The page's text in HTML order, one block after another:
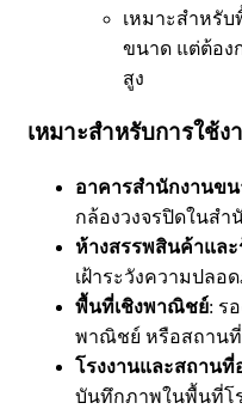
เหมาะสำหรั
ขนาด แต่ต้อง
สูง
เหมาะสำหรับการใช้ง
อาคารสำนักงานขน
กล้องวงจรปิดในสำ
ห้างสรรพสินค้าแล
เฝ้าระวังความปล
พื้นที่เชิงพาณิชย์: ร
พาณิชย์ หรือสถานที่
โรงงานและสถานที่
บันทึกภาพในพื้นที่โ